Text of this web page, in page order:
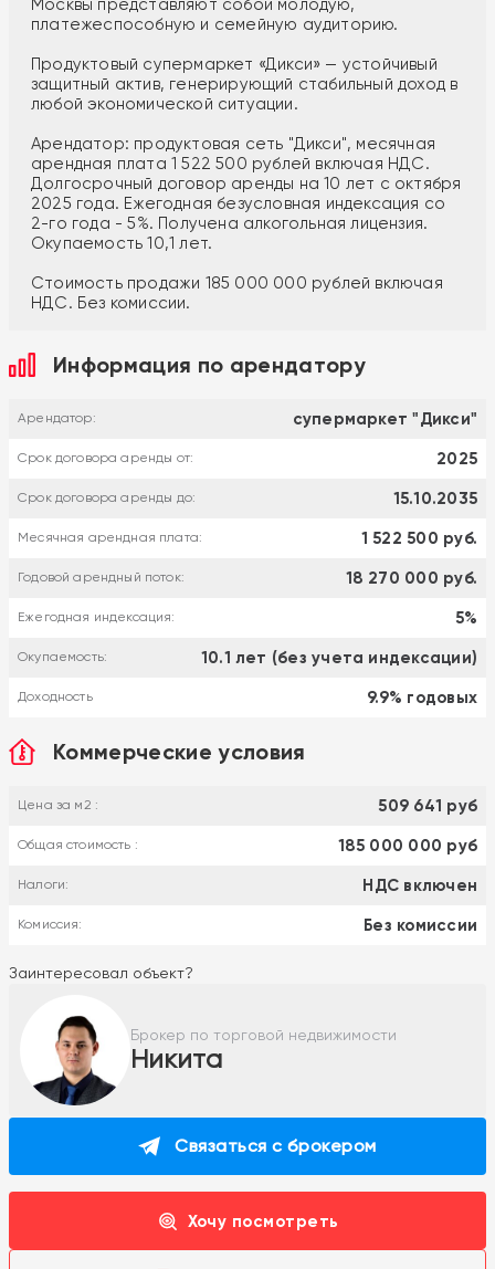
Москвы представляют собой молодую,
платежеспособную и семейную аудиторию.
Продуктовый супермаркет «Дикси» — устойчивый
защитный актив, генерирующий стабильный доход в
любой экономической ситуации.
Арендатор: продуктовая сеть "Дикси", месячная
арендная плата 1 522 500 рублей включая НДС.
Долгосрочный договор аренды на 10 лет с октября
2025 года. Ежегодная безусловная индексация со
2-го года - 5%. Получена алкогольная лицензия.
Окупаемость 10,1 лет.
Стоимость продажи 185 000 000 рублей включая
НДС. Без комиссии.
Информация по арендатору
Арендатор: супермаркет "Дикси"
Срок договора аренды от: 2025
Срок договора аренды до: 15.10.2035
Месячная арендная плата: 1 522 500 руб.
Годовой арендный поток: 18 270 000 руб.
Ежегодная индексация: 5%
Окупаемость: 10.1 лет (без учета индексации)
Доходность 9.9% годовых
Коммерческие условия
Цена за м2 : 509 641 руб
Общая стоимость : 185 000 000 руб
Налоги: НДС включен
Комиссия: Без комиссии
Заинтересовал объект?
Брокер по торговой недвижимости
Никита
Связаться с брокером
Хочу посмотреть